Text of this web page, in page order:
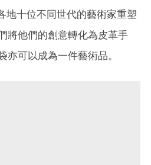
地十位不同世代的藝術家重塑
將他們的創意轉化為皮革手
亦可以成為一件藝術品。